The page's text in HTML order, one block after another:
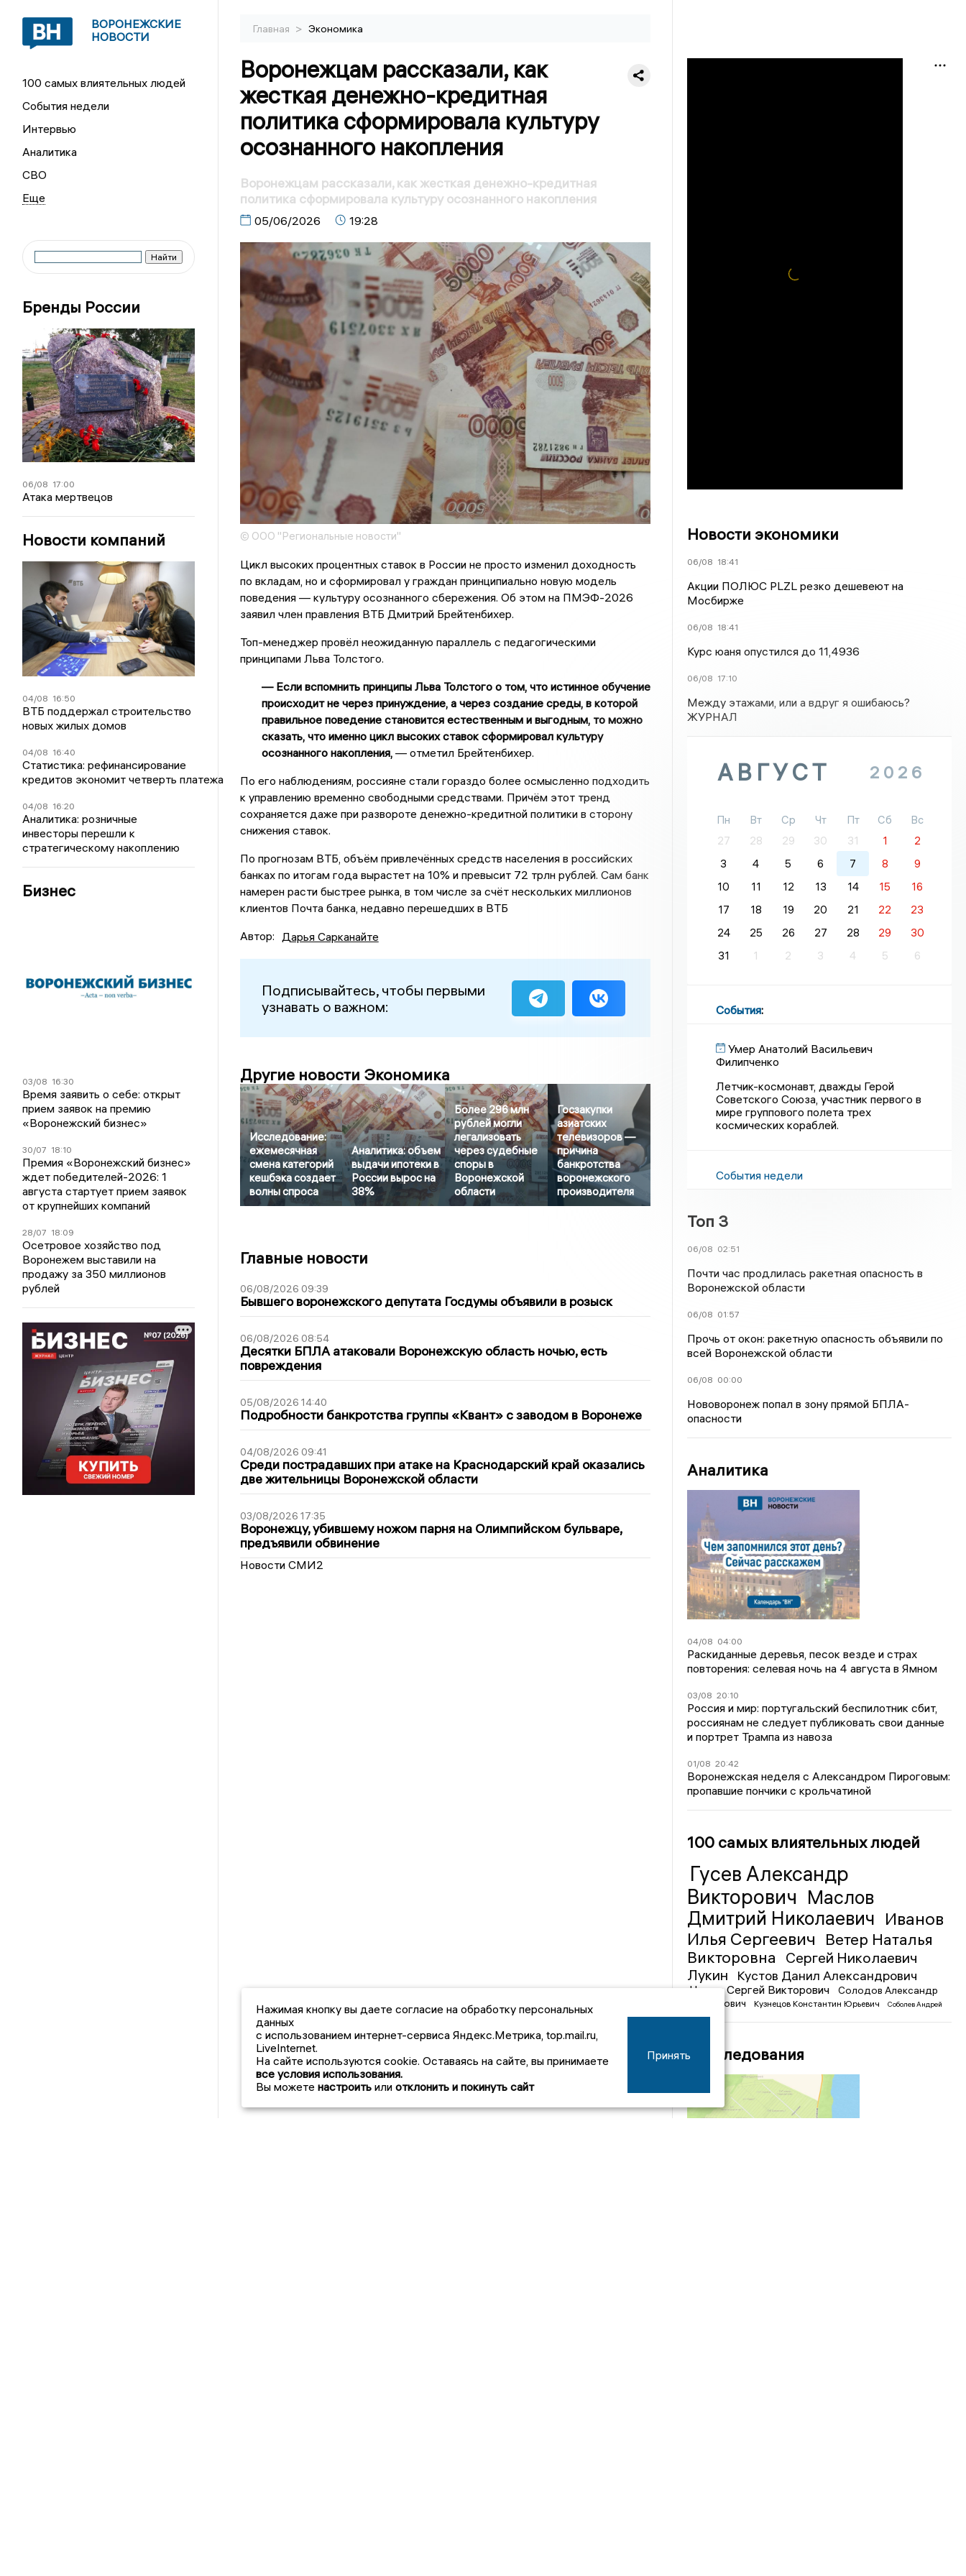
ВОРОНЕЖСКИЕ
НОВОСТИ
100 самых влиятельных людей
События недели
Интервью
Аналитика
СВО
Бренды России
06/08 17:00
Атака мертвецов
Новости компаний
04/08 16:50
ВТБ поддержал строительство
новых жилых домов
04/08 16:40
Статистика: рефинансирование
кредитов экономит четверть платежа
04/08 16:20
Аналитика: розничные
инвесторы перешли к
стратегическому накоплению
Бизнес
03/08 16:30
Время заявить о себе: открыт
прием заявок на премию
«Воронежский бизнес»
30/07 18:10
Премия «Воронежский бизнес»
ждет победителей-2026: 1
августа стартует прием заявок
от крупнейших компаний
28/07 18:09
Осетровое хозяйство под
Воронежем выставили на
продажу за 350 миллионов
рублей
Главная > Экономика
Воронежцам рассказали, как
жесткая денежно-кредитная
политика сформировала культуру
осознанного накопления
Воронежцам рассказали, как жесткая денежно-кредитная
политика сформировала культуру осознанного накопления
05/06/2026 19:28
© ООО "Региональные новости"
Цикл высоких процентных ставок в России не просто изменил доходность
по вкладам, но и сформировал у граждан принципиально новую модель
поведения — культуру осознанного сбережения. Об этом на ПМЭФ-2026
заявил член правления ВТБ Дмитрий Брейтенбихер.
Топ-менеджер провёл неожиданную параллель с педагогическими
принципами Льва Толстого.
— Если вспомнить принципы Льва Толстого о том, что истинное обучение
происходит не через принуждение, а через создание среды, в которой
правильное поведение становится естественным и выгодным, то можно
сказать, что именно цикл высоких ставок сформировал культуру
осознанного накопления,— отметил Брейтенбихер.
По его наблюдениям, россияне стали гораздо более осмысленно подходить
к управлению временно свободными средствами. Причём этот тренд
сохраняется даже при развороте денежно-кредитной политики в сторону
снижения ставок.
По прогнозам ВТБ, объём привлечённых средств населения в российских
банках по итогам года вырастет на 10% и превысит 72 трлн рублей. Сам банк
намерен расти быстрее рынка, в том числе за счёт нескольких миллионов
клиентов Почта банка, недавно перешедших в ВТБ
Автор: Дарья Сарканайте
Подписывайтесь, чтобы первыми
узнавать о важном:
Другие новости Экономика
Исследование:
ежемесячная
смена категорий
кешбэка создает
волны спроса
Аналитика: объем
выдачи ипотеки в
России вырос на
38%
Более 296 млн
рублей могли
легализовать
через судебные
споры в
Воронежской
области
Госзакупки
азиатских
телевизоров —
причина
банкротства
воронежского
производителя
Главные новости
06/08/2026 09:39
Бывшего воронежского депутата Госдумы объявили в розыск
06/08/2026 08:54
Десятки БПЛА атаковали Воронежскую область ночью, есть
повреждения
05/08/2026 14:40
Подробности банкротства группы «Квант» с заводом в Воронеже
04/08/2026 09:41
Среди пострадавших при атаке на Краснодарский край оказались
две жительницы Воронежской области
03/08/2026 17:35
Воронежцу, убившему ножом парня на Олимпийском бульваре,
предъявили обвинение
Новости СМИ2
Новости экономики
06/08 18:41
Акции ПОЛЮС PLZL резко дешевеют на
Мосбирже
06/08 18:41
Курс юаня опустился до 11,4936
06/08 17:10
Между этажами, или а вдруг я ошибаюсь?
ЖУРНАЛ
АВГУСТ 2026
Пн Вт Ср Чт Пт Сб
Вс
27
28 29 30 31 1
2
3
4 5 6 7 8
9
10
11 12 13 14 15
16
17
18 19 20 21 22
23
24
25 26 27 28 29
30
31
1 2 3 4 5 6
События:
Умер Анатолий Васильевич
Филипченко
Летчик-космонавт, дважды Герой
Советского Союза, участник первого в
мире группового полета трех
космических кораблей.
События недели
Топ 3
06/08 02:51
Почти час продлилась ракетная опасность в
Воронежской области
06/08 01:57
Прочь от окон: ракетную опасность объявили по
всей Воронежской области
06/08 00:00
Нововоронеж попал в зону прямой БПЛА-
опасности
Аналитика
04/08 04:00
Раскиданные деревья, песок везде и страх
повторения: селевая ночь на 4 августа в Ямном
03/08 20:10
Россия и мир: португальский беспилотник сбит,
россиянам не следует публиковать свои данные
и портрет Трампа из навоза
01/08 20:42
Воронежская неделя с Александром Пироговым:
пропавшие пончики с крольчатиной
100 самых влиятельных людей
Гусев Александр
Викторович Маслов
Дмитрий Николаевич Иванов
Илья Сергеевич
Ветер Наталья
Викторовна
Сергей Николаевич
Лукин
Кустов Данил Александрович
Чижов Сергей Викторович
Солодов Александр
Михайлович
Кузнецов Константин Юрьевич
Соболев Андрей
Иванович
Расследования
Нажимая кнопку вы даете согласие на обработку персональных
данных
с использованием интернет-сервиса Яндекс.Метрика, top.mail.ru,
LiveInternet.
На сайте используются cookie. Оставаясь на сайте, вы принимаете
все условия использования.
Вы можете настроить или отклонить и покинуть сайт
Принять